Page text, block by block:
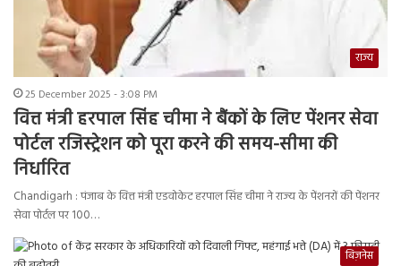
राज्य
25 December 2025 - 3:08 PM
वित्त मंत्री हरपाल सिंह चीमा ने बैंकों के लिए पेंशनर सेवा
पोर्टल रजिस्ट्रेशन को पूरा करने की समय-सीमा की
निर्धारित
Chandigarh : पंजाब के वित्त मंत्री एडवोकेट हरपाल सिंह चीमा ने राज्य के पेंशनरों की पेंशनर
सेवा पोर्टल पर 100…
बिज़नेस